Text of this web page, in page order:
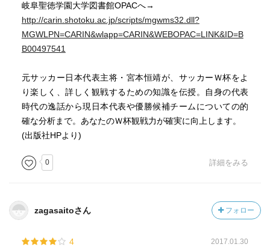
岐阜聖徳学園大学図書館OPACへ→
http://carin.shotoku.ac.jp/scripts/mgwms32.dll?
MGWLPN=CARIN&wlapp=CARIN&WEBOPAC=LINK&ID=B
B00497541
元サッカー日本代表主将・宮本恒靖が、サッカーＷ杯をよ
り楽しく、詳しく観戦するための知識を伝授。自身の代表
時代の逸話から現日本代表や優勝候補チームについての的
確な分析まで。あなたのＷ杯観戦力が確実に向上します。
(出版社HPより)
0 詳細をみる
zagasaitoさん フォロー
4 2017.01.30